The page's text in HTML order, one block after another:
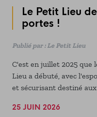
Le Petit Lieu
portes !
Publié par : Le Petit Lieu
C'est en juillet 2025 que
Lieu a débuté, avec
et sécurisant destiné
ses portes le lundi 29 juin !
25 JUIN 2026